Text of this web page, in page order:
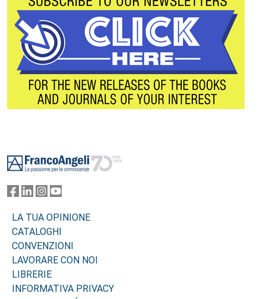
LA TUA OPINIONE
CATALOGHI
CONVENZIONI
LAVORARE CON NOI
LIBRERIE
INFORMATIVA PRIVACY